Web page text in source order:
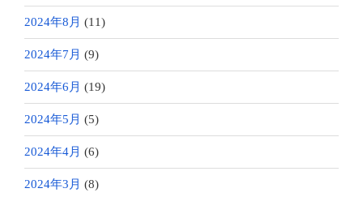
2024年8月 (11)
2024年7月 (9)
2024年6月 (19)
2024年5月 (5)
2024年4月 (6)
2024年3月 (8)